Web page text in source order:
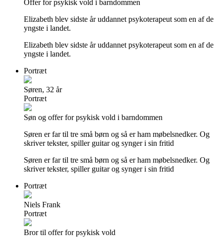
Offer for psykisk vold i barndommen
Elizabeth blev sidste år uddannet psykoterapeut som en af de
yngste i landet.
Elizabeth blev sidste år uddannet psykoterapeut som en af de
yngste i landet.
Portræt
Søren, 32 år
Portræt
Søn og offer for psykisk vold i barndommen
Søren er far til tre små børn og så er ham møbelsnedker. Og
skriver tekster, spiller guitar og synger i sin fritid
Søren er far til tre små børn og så er ham møbelsnedker. Og
skriver tekster, spiller guitar og synger i sin fritid
Portræt
Niels Frank
Portræt
Bror til offer for psykisk vold